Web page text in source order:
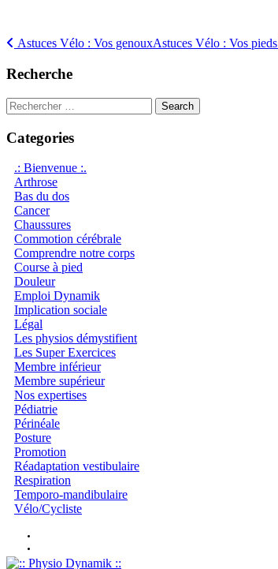
Navigation
des
Astuces Vélo : Vos genouxAstuces Vélo : Vos pieds
Recherche
Search
for:
Categories
.: Bienvenue :.
Arthrose
Bas du dos
Cancer
Chaussures
Commotion cérébrale
Comprendre notre corps
Course à pied
Douleur
Emploi Dynamik
Implication sociale
Légal
Les physios démystifient
Les Super Exercices
Membre inférieur
Membre supérieur
Nos expertises
Pédiatrie
Périnéale
Posture
Promotion
Réadaptation vestibulaire
Respiration
Temporo-mandibulaire
Vélo/Cycliste